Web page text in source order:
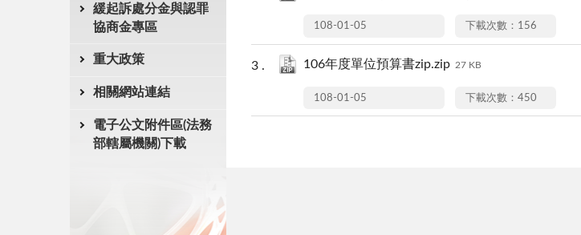
緩起訴處分金與認罪
協商金專區
重大政策
相關網站連結
電子公文附件區(法務
部轄屬機關)下載
108-01-05 下載次數：156
106年度單位預算書zip.zip 27 KB
108-01-05 下載次數：450